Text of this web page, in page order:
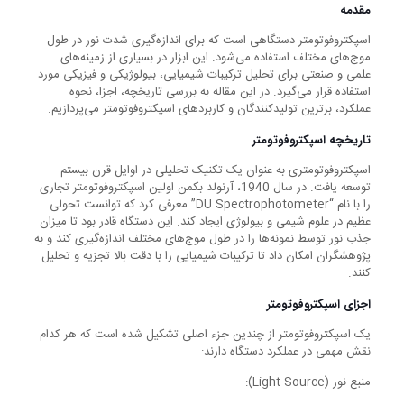
مقدمه
اسپکتروفوتومتر دستگاهی است که برای اندازه‌گیری شدت نور در طول
موج‌های مختلف استفاده می‌شود. این ابزار در بسیاری از زمینه‌های
علمی و صنعتی برای تحلیل ترکیبات شیمیایی، بیولوژیکی و فیزیکی مورد
استفاده قرار می‌گیرد. در این مقاله به بررسی تاریخچه، اجزا، نحوه
عملکرد، برترین تولیدکنندگان و کاربردهای اسپکتروفوتومتر می‌پردازیم.
تاریخچه اسپکتروفوتومتر
اسپکتروفوتومتری به عنوان یک تکنیک تحلیلی در اوایل قرن بیستم
توسعه یافت. در سال 1940، آرنولد بکمن اولین اسپکتروفوتومتر تجاری
را با نام “DU Spectrophotometer” معرفی کرد که توانست تحولی
عظیم در علوم شیمی و بیولوژی ایجاد کند. این دستگاه قادر بود تا میزان
جذب نور توسط نمونه‌ها را در طول موج‌های مختلف اندازه‌گیری کند و به
پژوهشگران امکان داد تا ترکیبات شیمیایی را با دقت بالا تجزیه و تحلیل
کنند.
اجزای اسپکتروفوتومتر
یک اسپکتروفوتومتر از چندین جزء اصلی تشکیل شده است که هر کدام
نقش مهمی در عملکرد دستگاه دارند:
منبع نور (Light Source):